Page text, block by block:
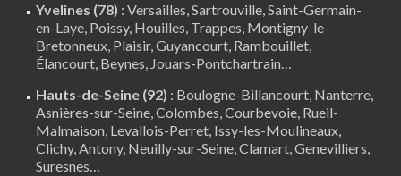
Yvelines (78) : Versailles,Sartrouville,Saint-Germain-
en-Laye, Poissy, Houilles, Trappes, Montigny-le-
Bretonneux, Plaisir,Guyancourt, Rambouillet,
Élancourt, Beynes, Jouars-Pontchartrain…
Hauts-de-Seine (92) : Boulogne-Billancourt, Nanterre,
Asnières-sur-Seine, Colombes, Courbevoie, Rueil-
Malmaison, Levallois-Perret, Issy-les-Moulineaux,
Clichy, Antony, Neuilly-sur-Seine,Clamart, Genevilliers,
Suresnes…